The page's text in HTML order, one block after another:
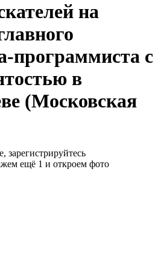
на
программиста с
в
(Московская
зарегистрируйтесь
ещё 1 и откроем фото